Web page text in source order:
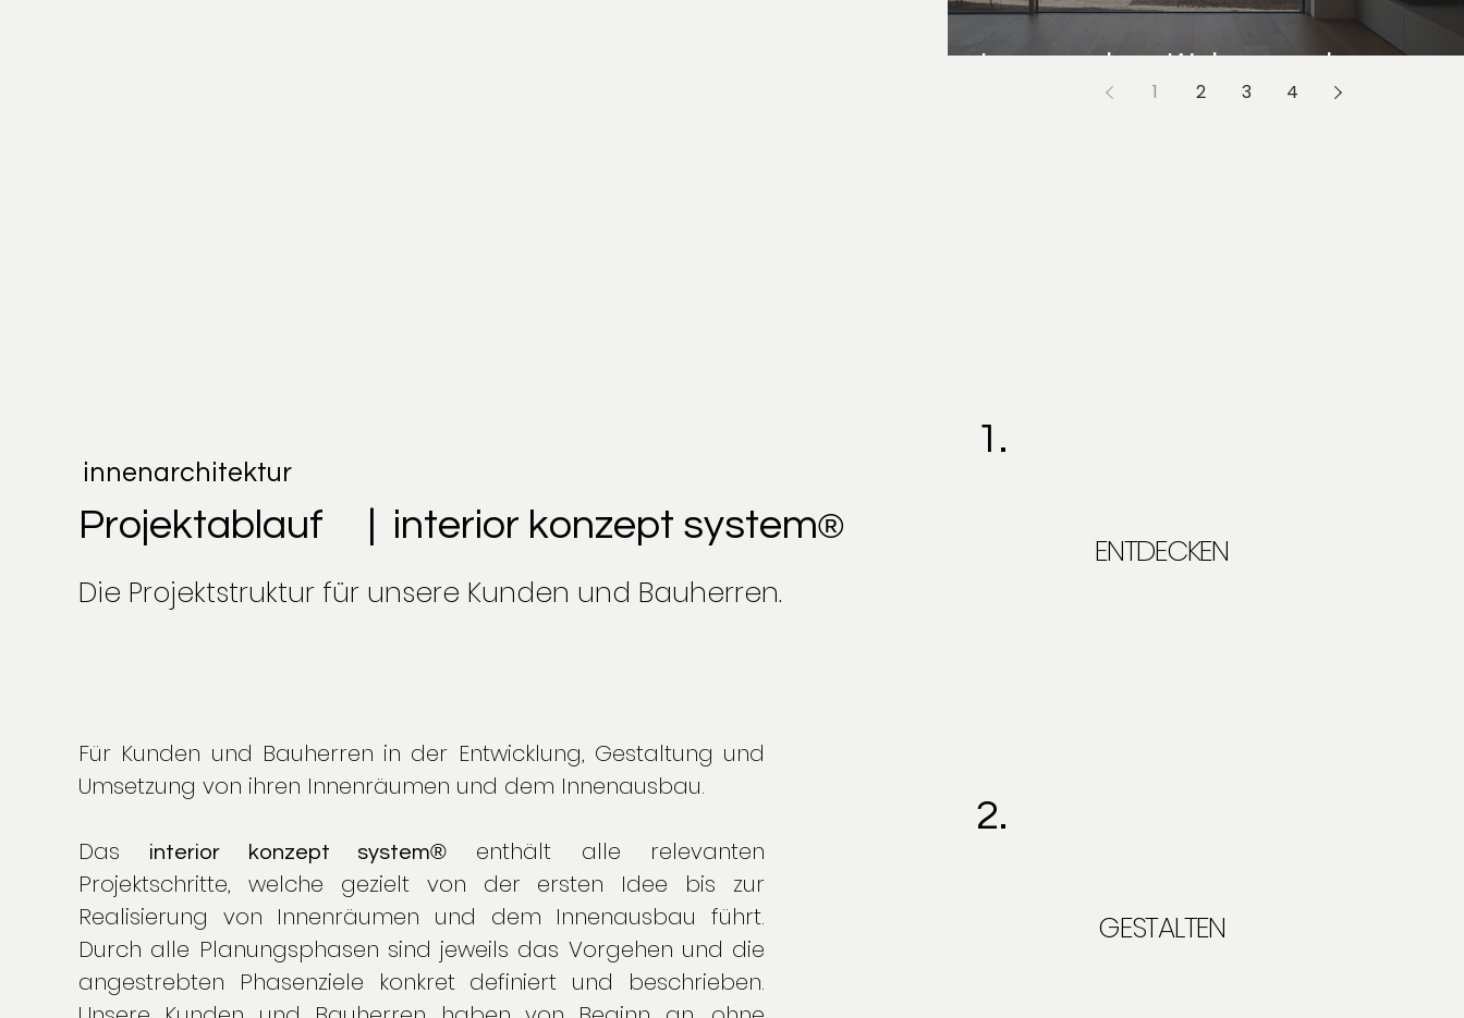
Innenausbau Wohnung planen
1 2 3 4
ENTDECKEN
innenarchitektur
| interior konzept system®
Die Projektstruktur für unsere Kunden und Bauherren.
1.
Projektablauf
Für Kunden und Bauherren in der Entwicklung, Gestaltung und
Umsetzung von ihren Innenräumen und dem Innenausbau.
Das interior konzept system®
enthält alle relevanten
Projektschritte, welche gezielt von der ersten Idee bis zur
Realisierung von Innenräumen und dem Innenausbau führt.
Durch alle Planungsphasen sind jeweils das Vorgehen und die
angestrebten Phasenziele konkret definiert und beschrieben.
GESTALTEN
2.